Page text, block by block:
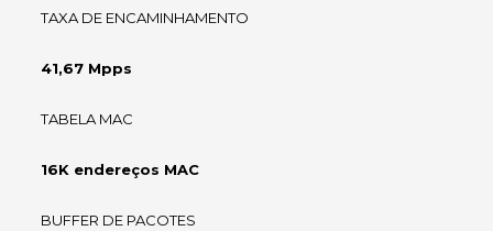
TAXA DE ENCAMINHAMENTO
41,67 Mpps
TABELA MAC
16K endereços MAC
BUFFER DE PACOTES